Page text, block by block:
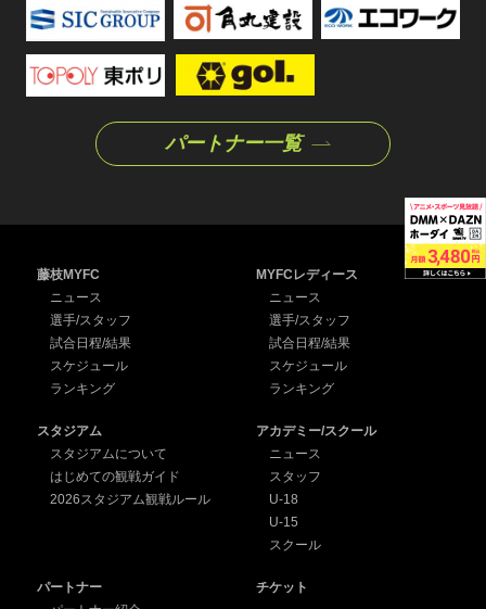
パートナー一覧
藤枝MYFC
ニュース
選手/スタッフ
試合日程/結果
スケジュール
ランキング
MYFCレディース
ニュース
選手/スタッフ
試合日程/結果
スケジュール
ランキング
スタジアム
スタジアムについて
はじめての観戦ガイド
2026スタジアム観戦ルール
アカデミー/スクール
ニュース
スタッフ
U-18
U-15
スクール
パートナー
チケット